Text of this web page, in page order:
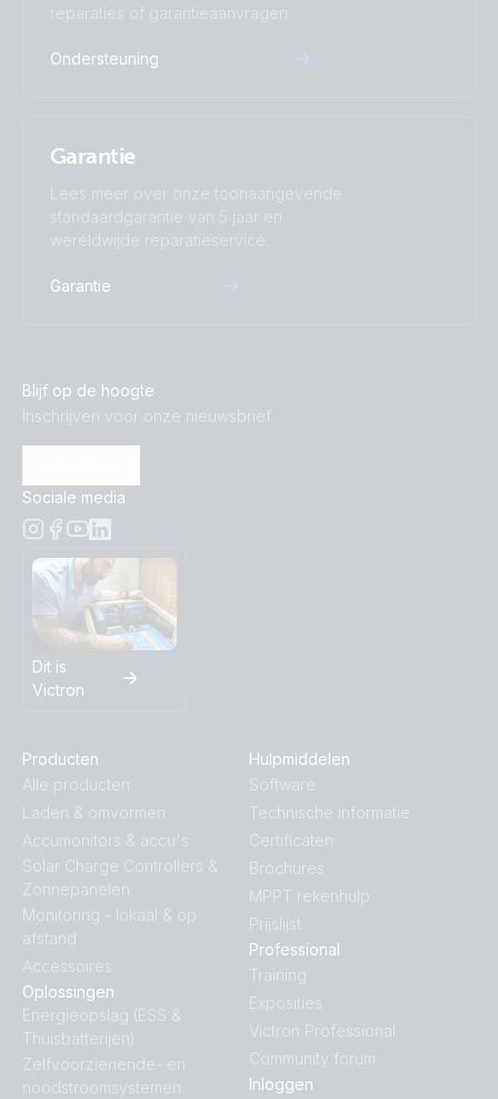
reparaties of garantieaanvragen.
Ondersteuning
Garantie
Lees meer over onze toonaangevende
standaardgarantie van 5 jaar en
wereldwijde reparatieservice.
Garantie
Blijf op de hoogte
Inschrijven voor onze nieuwsbrief
Sociale media
Dit is
Victron
Producten
Alle producten
Laden & omvormen
Accumonitors & accu's
Solar Charge Controllers &
Zonnepanelen
Monitoring - lokaal & op
afstand
Accessoires
Oplossingen
Energieopslag (ESS &
Thuisbatterijen)
Zelfvoorzienende- en
noodstroomsystemen
Hulpmiddelen
Software
Technische informatie
Certificaten
Brochures
MPPT rekenhulp
Prijslijst
Professional
Training
Exposities
Victron Professional
Community forum
Inloggen